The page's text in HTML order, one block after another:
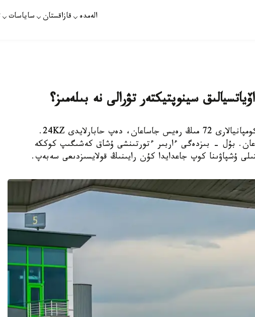
الەمدە قازاقستان ساياسات
سينوپتيكتەر تۋرالى نە بىلەمىز؟
استانا. قازاقپارات- بىلتىر وتاندىق اۋە كومپانيالارى 72 مىڭ رەيس جاساعان، دەپ حابارلايدى 24KZ.
بۇل - بىزدەگى ءاربىر ءتورتىنشى ۇشاق كەشىگىپ كوككە
ۇشپاۋىنا كوپ جاعدايدا كۇن رايىنىڭ قولايسىزدىعى سەبەپ.